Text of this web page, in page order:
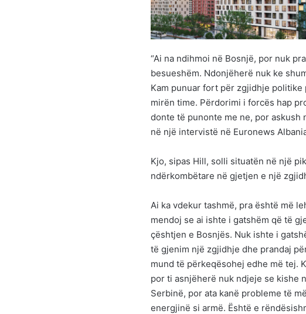
“Ai na ndihmoi në Bosnjë, por nuk
besueshëm. Ndonjëherë nuk ke
Kam punuar fort për zgjidhje politike
mirën time. Përdorimi i forcës hap
donte të punonte me ne, por
në një intervistë në Euronews
Kjo, sipas Hill, solli situatën në një
ndërkombëtare në gjetjen e një
Ai ka vdekur tashmë, pra është më
mendoj se ai ishte i gatshëm që të
çështjen e Bosnjës. Nuk ishte i
të gjenim një zgjidhje dhe prandaj
mund të përkeqësohej edhe më tej.
por ti asnjëherë nuk ndjeje se kishe
Serbinë, por ata kanë probleme të
energjinë si armë. Është e